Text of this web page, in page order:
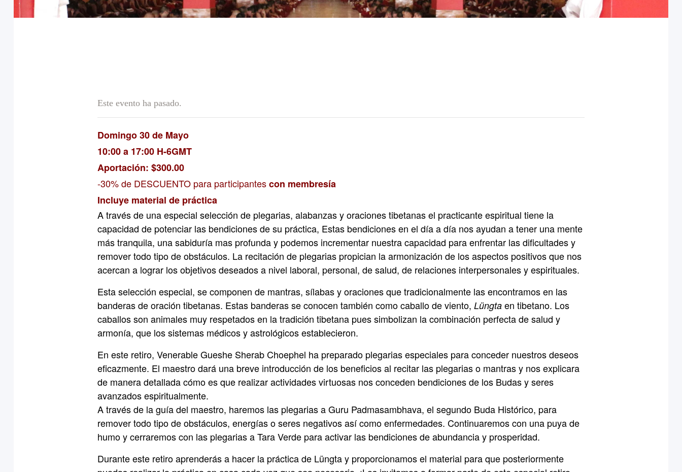
Este evento ha pasado.
Domingo 30 de Mayo
10:00 a 17:00 H-6GMT
Aportación: $300.00
-30% de DESCUENTO para participantescon membresía
Incluye material de práctica
A través de una especial selección de plegarias, alabanzas y oraciones tibetanas el practicante espiritual tiene la
capacidad de potenciar las bendiciones de su práctica, Estas bendiciones en el día a día nos ayudan a tener una mente
más tranquila, una sabiduría mas profunda y podemos incrementar nuestra capacidad para enfrentar las dificultades y
remover todo tipo de obstáculos. La recitación de plegarias propician la armonización de los aspectos positivos que nos
acercan a lograr los objetivos deseados a nivel laboral, personal, de salud, de relaciones interpersonales y espirituales.
Esta selección especial, se componen de mantras, sílabas y oraciones que tradicionalmente las encontramos en las
banderas de oración tibetanas. Estas banderas se conocen también como caballo de viento, Lüngtaen tibetano. Los
caballos son animales muy respetados en la tradición tibetana pues simbolizan la combinación perfecta de salud y
armonía, que los sistemas médicos y astrológicos establecieron.
En este retiro, Venerable Gueshe Sherab Choephel ha preparado plegarias especiales para conceder nuestros deseos
eficazmente. El maestro dará una breve introducción de los beneficios al recitar las plegarias o mantras y nos explicara
de manera detallada cómo es que realizar actividades virtuosas nos conceden bendiciones de los Budas y seres
avanzados espiritualmente.
A través de la guía del maestro, haremos las plegarias a Guru Padmasambhava, el segundo Buda Histórico, para
remover todo tipo de obstáculos, energías o seres negativos así como enfermedades. Continuaremos con una puya de
humo y cerraremos con las plegarias a Tara Verde para activar las bendiciones de abundancia y prosperidad.
Durante este retiro aprenderás a hacer la práctica de Lüngta y proporcionamos el material para que posteriormente